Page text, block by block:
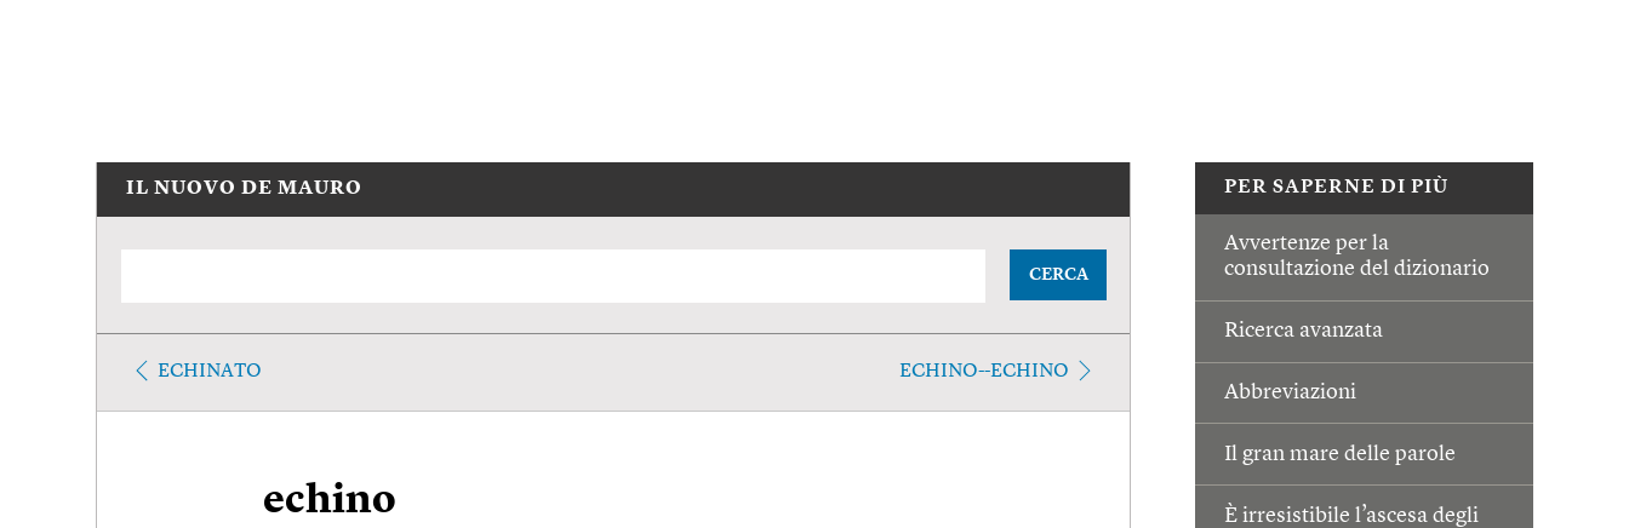
PER SAPERNE DI PIÙ
Avvertenze per la
consultazione del dizionario
Ricerca avanzata
Abbreviazioni
Il gran mare delle parole
È irresistibile l’ascesa degli
IL NUOVO DE MAURO
CERCA
ECHINATO ECHINO--ECHINO
echino